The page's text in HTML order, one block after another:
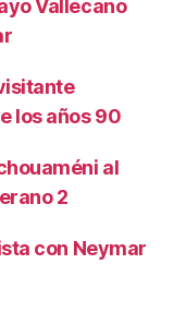
Vallecano
los años 90
al
2
con Neymar